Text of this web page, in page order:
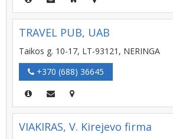
TRAVEL PUB, UAB
Taikos g. 10-17, LT-93121, NERINGA
+370 (688) 36645
VIAKIRAS, V. Kirejevo firma